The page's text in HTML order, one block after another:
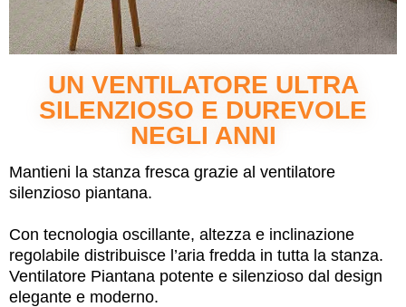
UN VENTILATORE ULTRA
SILENZIOSO E DUREVOLE
NEGLI ANNI
Mantieni la stanza fresca grazie al ventilatore
silenzioso piantana.
Con tecnologia oscillante, altezza e inclinazione
regolabile distribuisce l’aria fredda in tutta la stanza.
Ventilatore Piantana potente e silenzioso dal design
elegante e moderno.